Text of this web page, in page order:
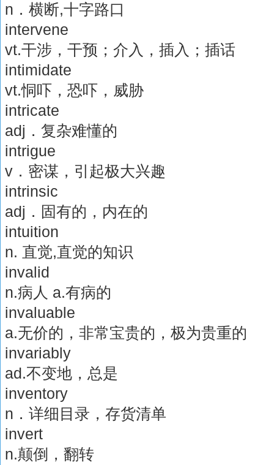
n．横断,十字路口
intervene
vt.干涉，干预；介入，插入；插话
intimidate
vt.恫吓，恐吓，威胁
intricate
adj．复杂难懂的
intrigue
v．密谋，引起极大兴趣
intrinsic
adj．固有的，内在的
intuition
n. 直觉,直觉的知识
invalid
n.病人 a.有病的
invaluable
a.无价的，非常宝贵的，极为贵重的
invariably
ad.不变地，总是
inventory
n．详细目录，存货清单
invert
n.颠倒，翻转